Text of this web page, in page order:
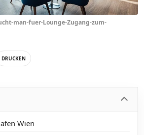
man-fuer-Lounge-Zugang-zum-
DRUCKEN
Wien